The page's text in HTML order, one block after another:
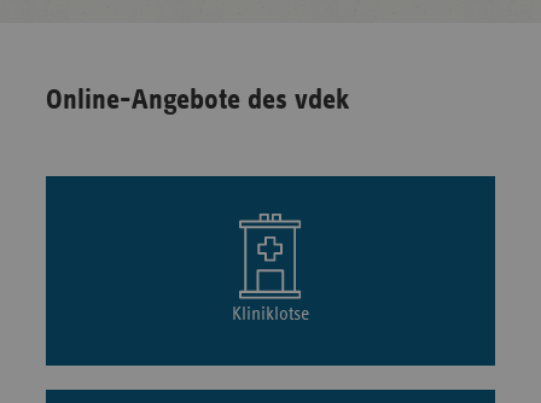
Online-Angebote des vdek
Kliniklotse